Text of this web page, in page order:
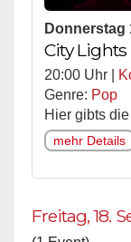
Donnerstag
City Lights
20:00 Uhr |
Genre: Pop
Hier gibts die
mehr Details
Freitag, 18.